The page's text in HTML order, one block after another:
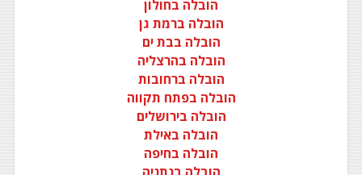
הובלה בחולון
הובלה ברמת גן
הובלה בבת ים
הובלה בהרצליה
הובלה ברחובות
הובלה בפתח תקווה
הובלה בירושלים
הובלה באילת
הובלה בחיפה